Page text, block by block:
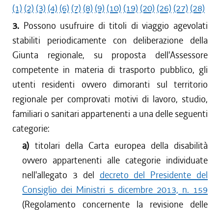
(1) (2) (3) (4) (6) (7) (8) (9) (10) (19) (20) (26) (27) (28)
3. Possono usufruire di titoli di viaggio agevolati
stabiliti periodicamente con deliberazione della
Giunta regionale, su proposta dell'Assessore
competente in materia di trasporto pubblico, gli
utenti residenti ovvero dimoranti sul territorio
regionale per comprovati motivi di lavoro, studio,
familiari o sanitari appartenenti a una delle seguenti
categorie:
a) titolari della Carta europea della disabilità
ovvero appartenenti alle categorie individuate
nell'allegato 3 del decreto del Presidente del
Consiglio dei Ministri 5 dicembre 2013, n. 159
(Regolamento concernente la revisione delle